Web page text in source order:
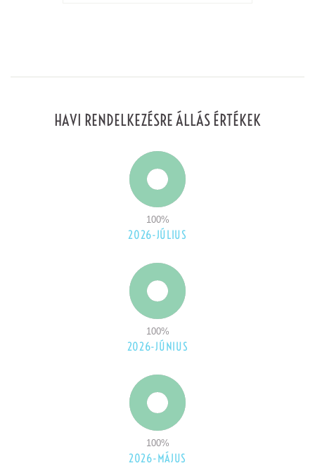
HAVI RENDELKEZÉSRE ÁLLÁS ÉRTÉKEK
100%
2026-JÚLIUS
100%
2026-JÚNIUS
100%
2026-MÁJUS